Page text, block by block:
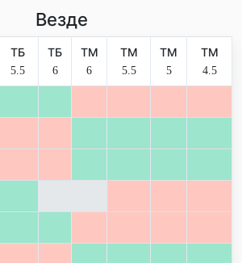
Везде
ТБ
5.5
ТБ
6
ТМ
6
ТМ
5.5
ТМ
5
ТМ
4.5